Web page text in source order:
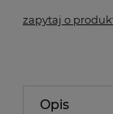
zapytaj o
Opis